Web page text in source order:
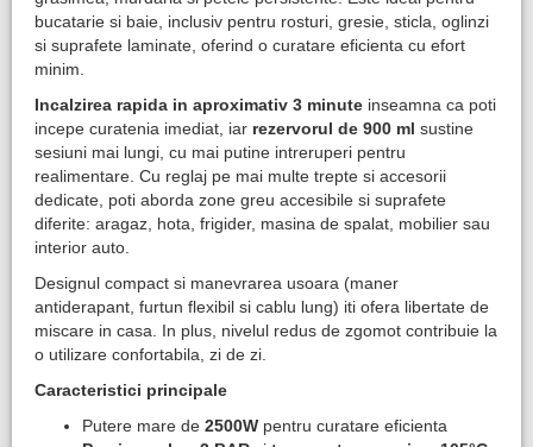
bucatarie si baie, inclusiv pentru rosturi, gresie, sticla, oglinzi
si suprafete laminate, oferind o curatare eficienta cu efort
minim.
Incalzirea rapida in aproximativ 3 minute inseamna ca poti
incepe curatenia imediat, iar rezervorul de 900 ml sustine
sesiuni mai lungi, cu mai putine intreruperi pentru
realimentare. Cu reglaj pe mai multe trepte si accesorii
dedicate, poti aborda zone greu accesibile si suprafete
diferite: aragaz, hota, frigider, masina de spalat, mobilier sau
interior auto.
Designul compact si manevrarea usoara (maner
antiderapant, furtun flexibil si cablu lung) iti ofera libertate de
miscare in casa. In plus, nivelul redus de zgomot contribuie la
o utilizare confortabila, zi de zi.
Caracteristici principale
Putere mare de 2500W pentru curatare eficienta